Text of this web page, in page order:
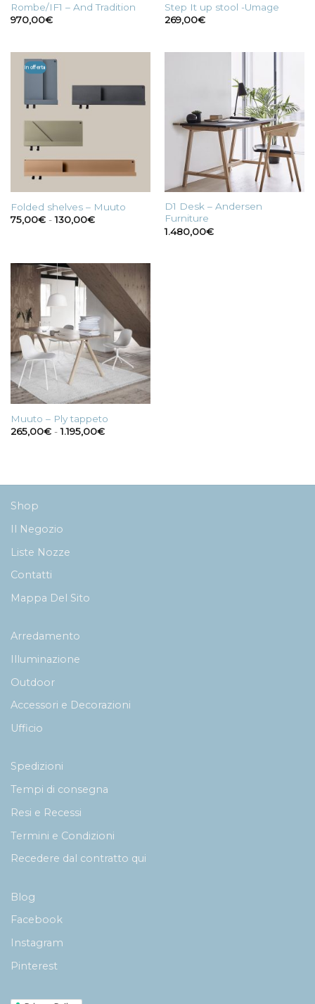
Rombe/IF1 – And Tradition
970,00€
Step It up stool -Umage
269,00€
In offerta
Folded shelves – Muuto
75,00€ - 130,00€Fascia
a
130,00€
D1 Desk – Andersen
Furniture
1.480,00€
Muuto – Ply tappeto
265,00€ - 1.195,00€Fascia
1.195,00€
Shop
Il Negozio
Liste Nozze
Contatti
Mappa Del Sito
Arredamento
Illuminazione
Outdoor
Accessori e Decorazioni
Ufficio
Spedizioni
Tempi di consegna
Resi e Recessi
Termini e Condizioni
Recedere dal contratto qui
Blog
Facebook
Instagram
Pinterest